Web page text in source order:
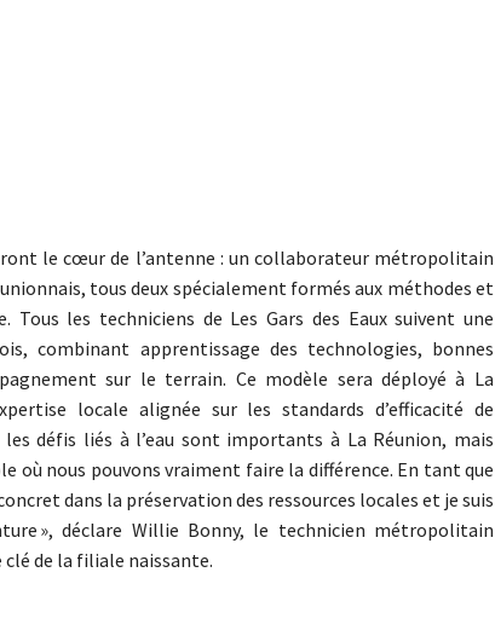
le cœur de l’antenne : un collaborateur métropolitain
tous deux spécialement formés aux méthodes et
Tous les techniciens de Les Gars des Eaux suivent une
combinant apprentissage des technologies, bonnes
sur le terrain. Ce modèle sera déployé à La
locale alignée sur les standards d’efficacité de
les défis liés à l’eau sont importants à La Réunion, mais
où nous pouvons vraiment faire la différence. En tant que
dans la préservation des ressources locales et je suis
», déclare Willie Bonny, le technicien métropolitain
de la filiale naissante.